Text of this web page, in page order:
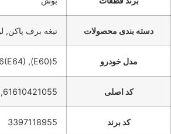
دسته بندی محصولات تیغه برف پاکن,
مدل خودرو 5(E60), 6(E64)
کد اصلی 61610421055, 61610431438
کد برند 3397118955